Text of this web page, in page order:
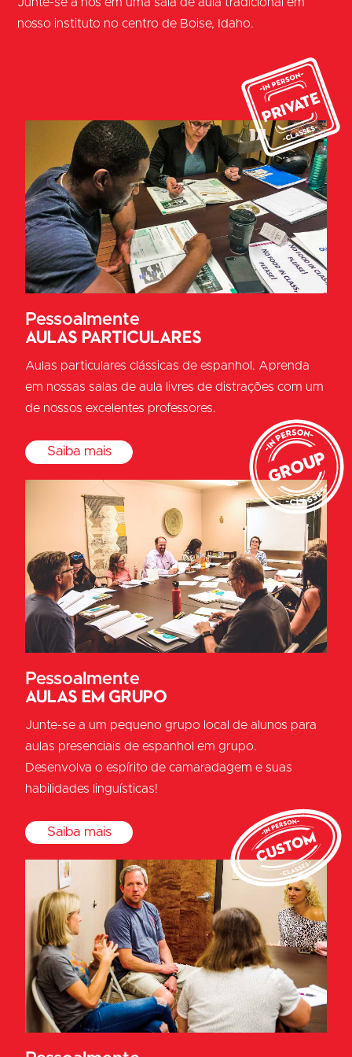
nosso instituto no centro de Boise, Idaho.
Pessoalmente
Aulas particulares
Aulas particulares clássicas de espanhol. Aprenda
em nossas salas de aula livres de distrações com um
de nossos excelentes professores.
Saiba mais
Pessoalmente
Aulas em grupo
Junte-se a um pequeno grupo local de alunos para
aulas presenciais de espanhol em grupo.
Desenvolva o espírito de camaradagem e suas
habilidades linguísticas!
Saiba mais